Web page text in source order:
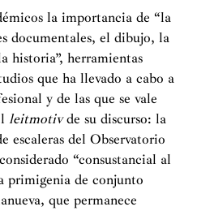
la importancia de “la
documentales, el dibujo, la
historia”, herramientas
que ha llevado a cabo a
y de las que se vale
leitmotivde su discurso: la
escaleras del Observatorio
“consustancial al
primigenia de conjunto
que permanece